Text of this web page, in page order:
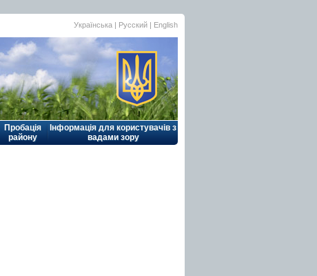
Українська | Русский | English
Пробація
району
Інформація для користувачів з
вадами зору